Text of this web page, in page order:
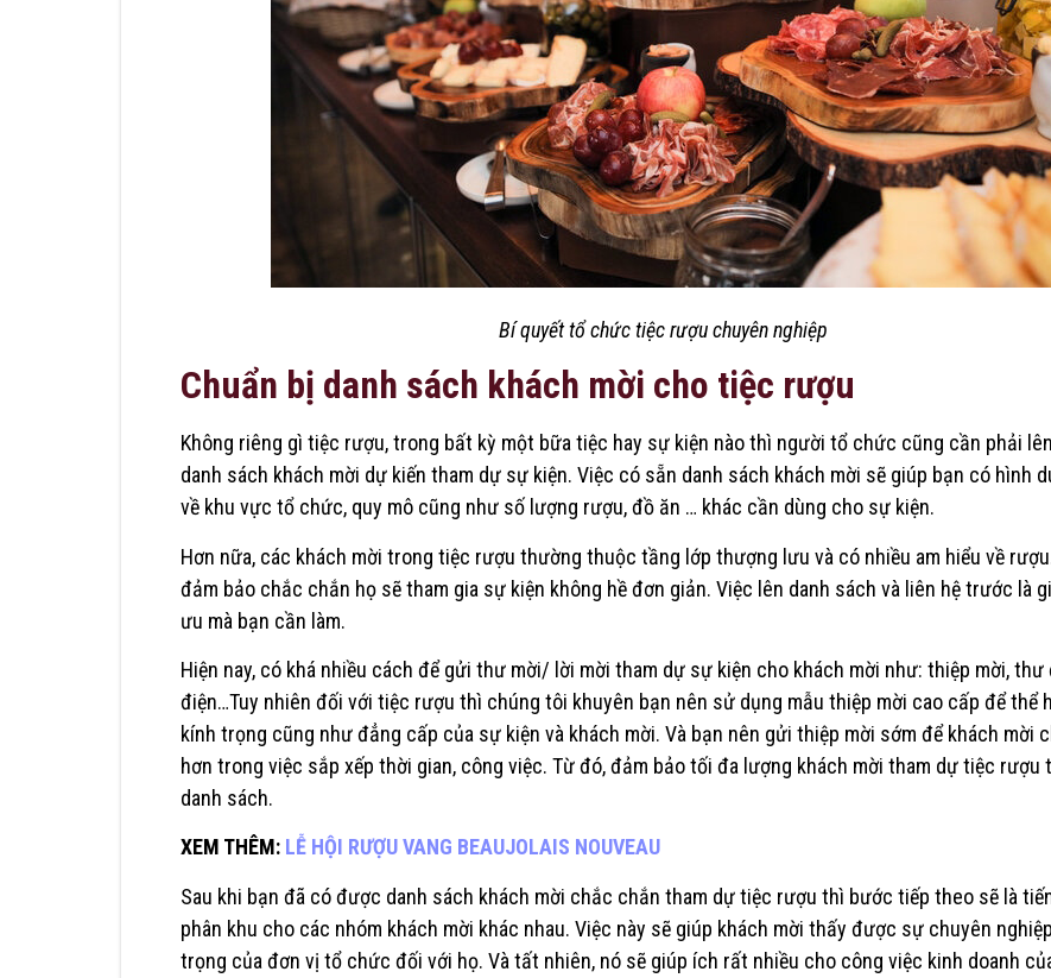
Bí quyết tổ chức tiệc rượu chuyên nghiệp
Chuẩn bị danh sách khách mời cho tiệc rượu
Không riêng gì tiệc rượu, trong bất kỳ một bữa tiệc hay sự kiện nào thì người tổ chức cũng cần phải
danh sách khách mời dự kiến tham dự sự kiện. Việc có sẵn danh sách khách mời sẽ giúp bạn có hình
về khu vực tổ chức, quy mô cũng như số lượng rượu, đồ ăn … khác cần dùng cho sự kiện.
Hơn nữa, các khách mời trong tiệc rượu thường thuộc tầng lớp thượng lưu và có nhiều am hiểu về
đảm bảo chắc chắn họ sẽ tham gia sự kiện không hề đơn giản. Việc lên danh sách và liên hệ trước là
ưu mà bạn cần làm.
Hiện nay, có khá nhiều cách để gửi thư mời/ lời mời tham dự sự kiện cho khách mời như: thiệp mời, thư
điện…Tuy nhiên đối với tiệc rượu thì chúng tôi khuyên bạn nên sử dụng mẫu thiệp mời cao cấp để thể
kính trọng cũng như đẳng cấp của sự kiện và khách mời. Và bạn nên gửi thiệp mời sớm để khách mời
hơn trong việc sắp xếp thời gian, công việc. Từ đó, đảm bảo tối đa lượng khách mời tham dự tiệc rượu
danh sách.
XEM THÊM: LỄ HỘI RƯỢU VANG BEAUJOLAIS NOUVEAU
Sau khi bạn đã có được danh sách khách mời chắc chắn tham dự tiệc rượu thì bước tiếp theo sẽ là
phân khu cho các nhóm khách mời khác nhau. Việc này sẽ giúp khách mời thấy được sự chuyên
trọng của đơn vị tổ chức đối với họ. Và tất nhiên, nó sẽ giúp ích rất nhiều cho công việc kinh doanh